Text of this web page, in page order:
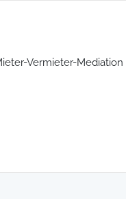
Vermieter-Mediation